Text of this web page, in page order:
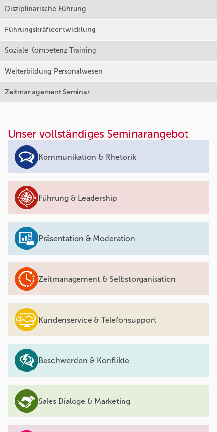
Disziplinarische Führung
Führungskräfteentwicklung
Soziale Kompetenz Training
Weiterbildung Personalwesen
Zeitmanagement Seminar
Unser vollständiges Seminarangebot
Kommunikation & Rhetorik
Führung & Leadership
Präsentation & Moderation
Zeitmanagement & Selbstorganisation
Kundenservice & Telefonsupport
Beschwerden & Konflikte
Sales Dialoge & Marketing